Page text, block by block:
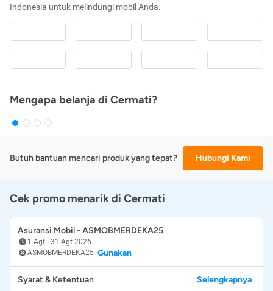
Indonesia untuk melindungi mobil Anda.
Mengapa belanja di Cermati?
Butuh bantuan mencari produk yang tepat? Hubungi Kami
Cek promo menarik di Cermati
Asuransi Mobil - ASMOBMERDEKA25
1 Agt - 31 Agt 2026
ASMOBMERDEKA25 Gunakan
Syarat & Ketentuan Selengkapnya